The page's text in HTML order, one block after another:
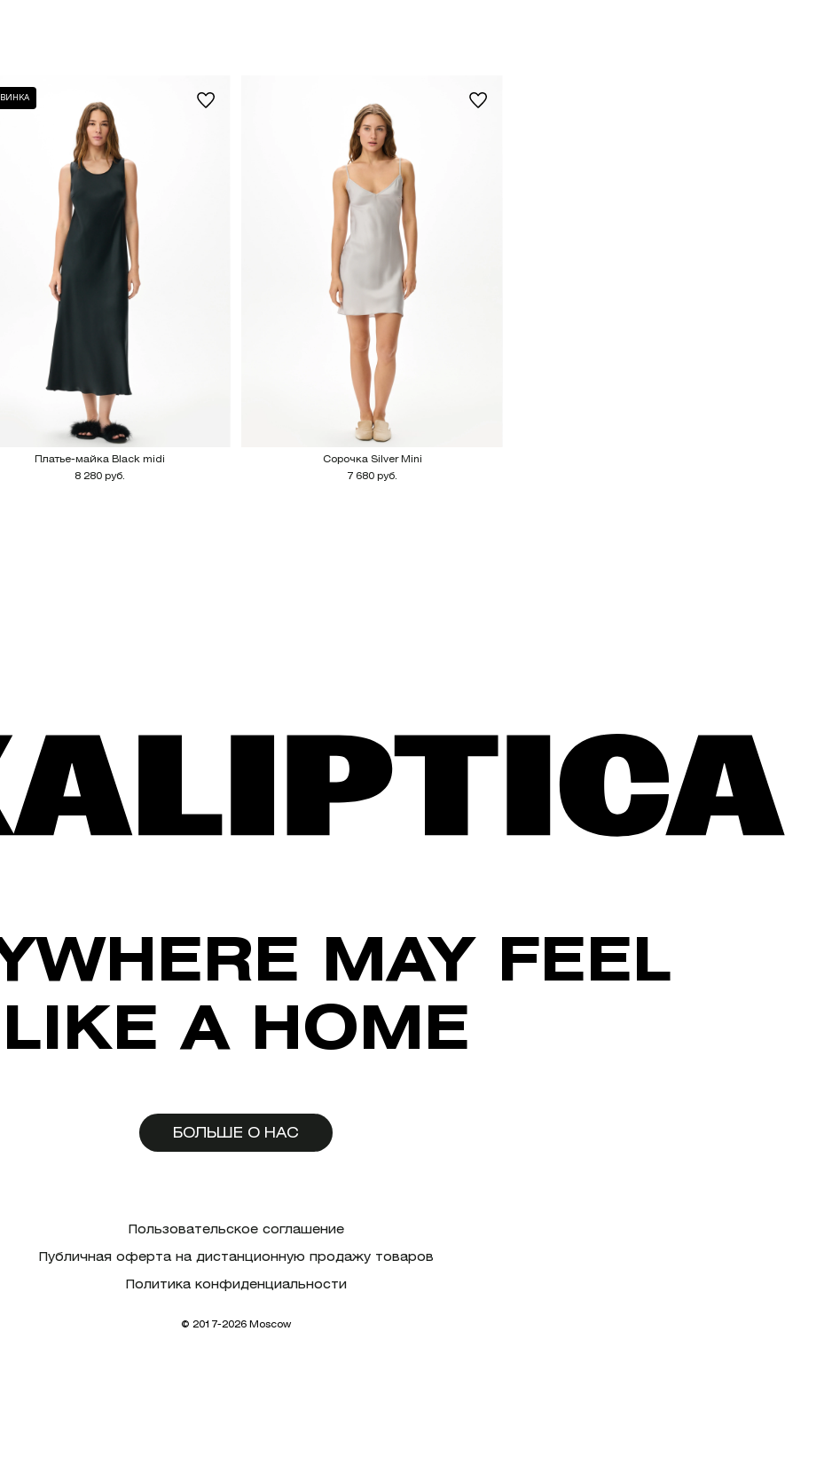
Платье-майка Black midi
8 280 руб.
Сорочка Silver Mini
7 680 руб.
MAY FEEL
LIKE A HOME
БОЛЬШЕ О НАС
Пользовательское соглашение
Публичная оферта на дистанционную продажу товаров
Политика конфиденциальности
© 2017-2026 Moscow